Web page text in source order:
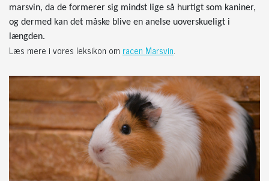
marsvin, da de formerer sig mindst lige så hurtigt som kaniner,
og dermed kan det måske blive en anelse uoverskueligt i
længden.
Læs mere i vores leksikon om racen Marsvin.